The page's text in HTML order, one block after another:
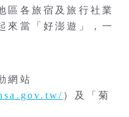
區各旅宿及旅行社業
來當「好澎遊」，一
網站
）及「菊